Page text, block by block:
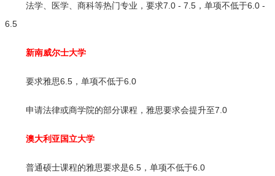
法学、医学、商科等热门专业，要求7.0 - 7.5，单项不低于6.0 -
6.5
新南威尔士大学
要求雅思6.5，单项不低于6.0
申请法律或商学院的部分课程，雅思要求会提升至7.0
澳大利亚国立大学
普通硕士课程的雅思要求是6.5，单项不低于6.0